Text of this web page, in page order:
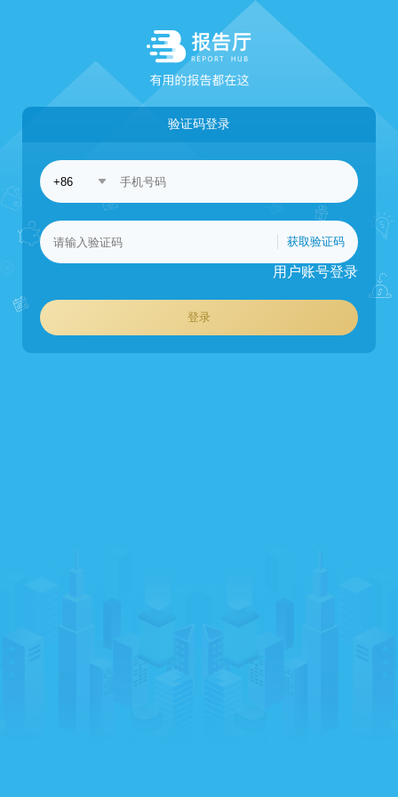
验证码登录
获取验证码
用户账号登录
登录